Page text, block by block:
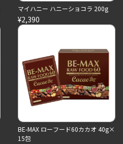
マイハニー ハニーショコラ 200g
¥2,390
BE-MAX ローフード60カカオ 40g×
15包